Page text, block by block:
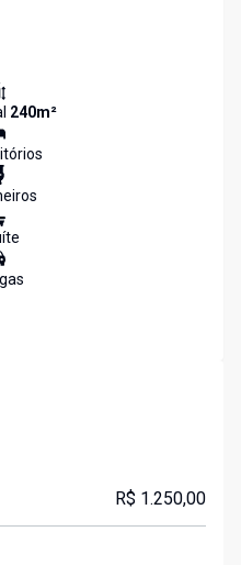
240m²
s
s
s
R$ 1.250,00